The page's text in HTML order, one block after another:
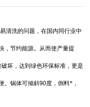
清洗的问题，在国内同行业中
，节约能源。从而使产量提
坏，达到绿色环保标准，更是
。锅体可倾斜90度，倒料*，